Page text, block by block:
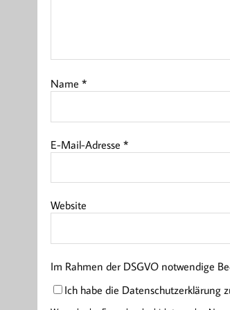
Name *
E-Mail-Adresse *
Website
Im Rahmen der DSGVO notwendige
Ich habe die Datenschutzerklärung